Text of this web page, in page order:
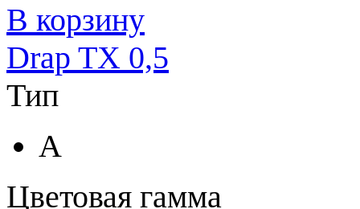
В корзину
Drap TX 0,5
Тип
A
Цветовая гамма